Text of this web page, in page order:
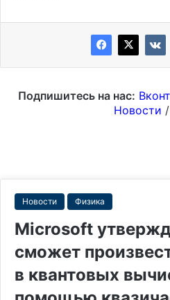
Подпишитесь на нас:
Новости /